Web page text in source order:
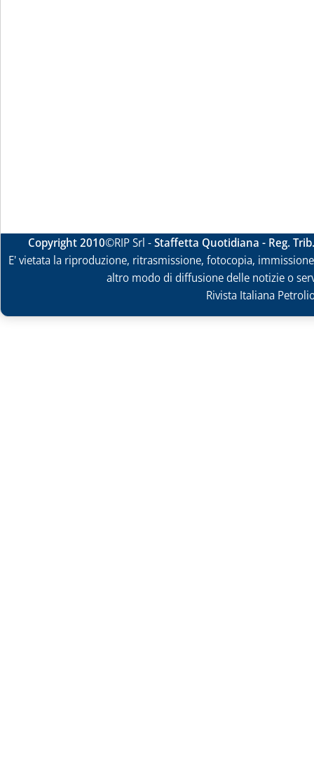
Copyright 2010©RIP Srl -Staffetta Quotidiana - Reg.
E' vietata la riproduzione, ritrasmissione, fotocopia,
altro modo di diffusione delle notizie o
Rivista Italiana